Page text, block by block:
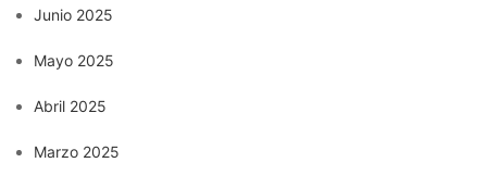
Junio 2025
Mayo 2025
Abril 2025
Marzo 2025